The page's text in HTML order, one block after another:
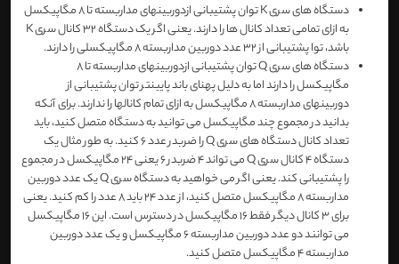
دستگاه های سری K توان پشتیبانی ازدوربینهای مداربسته تا 8 مگاپیکسل
به ازای تمامی تعداد کانال ها را دارند. یعنی اگر یک دستگاه 32 کانال سری K
باشد، توا پشتیبانی از 32 عدد دوربین مداربسته 8 مگاپیکسلی را دارند.
دستگاه های سری Q توان پشتیبانی ازدوربینهای مداربسته تا 8
مگاپیکسل را دارند اما به دلیل پهنای باند پایینتر توان پشتیبانی از
دوربینهای مداربسته 8 مگاپیکسل به ازای تمام کانالها را ندارند. برای آنکه
بدانید در مجموع چند مگاپیکسل می توانید به دستگاه متصل کنید، باید
تعداد کانال دستگاه های سری Q را ضربدر عدد 6 کنید. به طور مثال یک
دستگاه 4 کانال سری Q می تواند 4 ضربدر 6 یعنی 24 مگاپیکسل در مجموع
را پشتیبانی کند. یعنی اگر می خواهید به دستگاه سری Q یک عدد دوربین
مداربسته 8 مگاپیکسل متصل کنید، از عدد 24 باید 8 عدد را کم کنید. یعنی
برای 3 کانال دیگر فقط 16 مگاپیکسل در دسترس است. این 16 مگاپیکسل
می توانند دو عدد دوربین مداربسته 6 مگاپیکسل و یک عدد دوربین
مداربسته 4 مگاپیکسل متصل کنید.